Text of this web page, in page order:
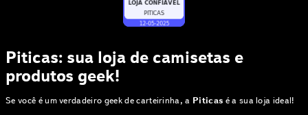
Piticas: sua loja de camisetas e
produtos geek!
Se você é um verdadeiro geek de carteirinha, a Piticas é a sua loja ideal!